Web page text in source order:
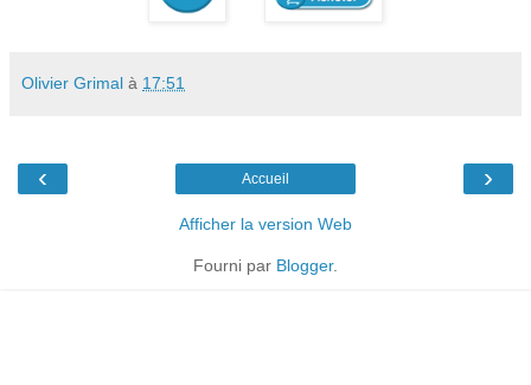
Olivier Grimal à 17:51
‹ ›
Accueil
Afficher la version Web
Fourni par Blogger.